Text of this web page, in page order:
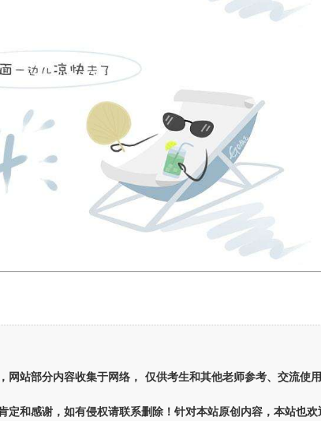
网站部分内容收集于网络，
仅供考生和其他老师参考、交流使
定和感谢，如有侵权请联系删除！针对本站原创内容，本站也